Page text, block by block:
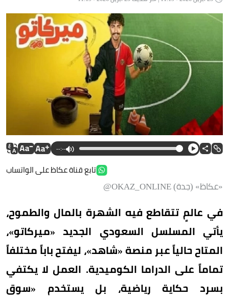
--:--
تابع قناة عكاظ على الواتساب
«عكاظ» (جدة) OKAZ_ONLINE@
في عالمٍ تتقاطع فيه الشهرة بالمال والطموح،
يأتي المسلسل السعودي الجديد «ميركاتو»،
المتاح حالياً عبر منصة «شاهد»، ليفتح باباً مختلفاً
تماماً على الدراما الكوميدية. العمل لا يكتفي
بسرد حكاية رياضية، بل يستخدم «سوق